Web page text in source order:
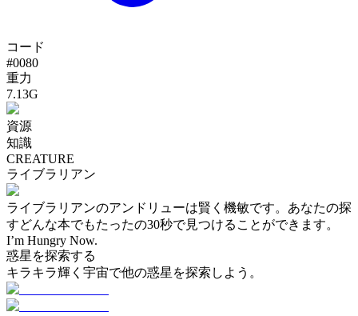
コード
#0080
重力
7.13G
資源
知識
CREATURE
ライブラリアン
ライブラリアンのアンドリューは賢く機敏です。あなたの探
すどんな本でもたったの30秒で見つけることができます。
I’m Hungry Now.
惑星を探索する
キラキラ輝く宇宙で他の惑星を探索しよう。